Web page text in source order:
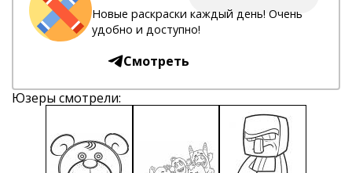
Новые раскраски каждый день! Очень
удобно и доступно!
Смотреть
Юзеры смотрели: